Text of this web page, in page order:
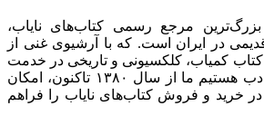
مرجع رسمی کتاب‌های نایاب،
در ایران است. که با آرشیوی غنی از
کمیاب، کلکسیونی و تاریخی در خدمت
دوست‌داران فرهنگ و ادب هستیم ما از سال ۱۳۸۰ تاکنون، امکان
در خرید و فروش کتاب‌های نایاب را فراهم